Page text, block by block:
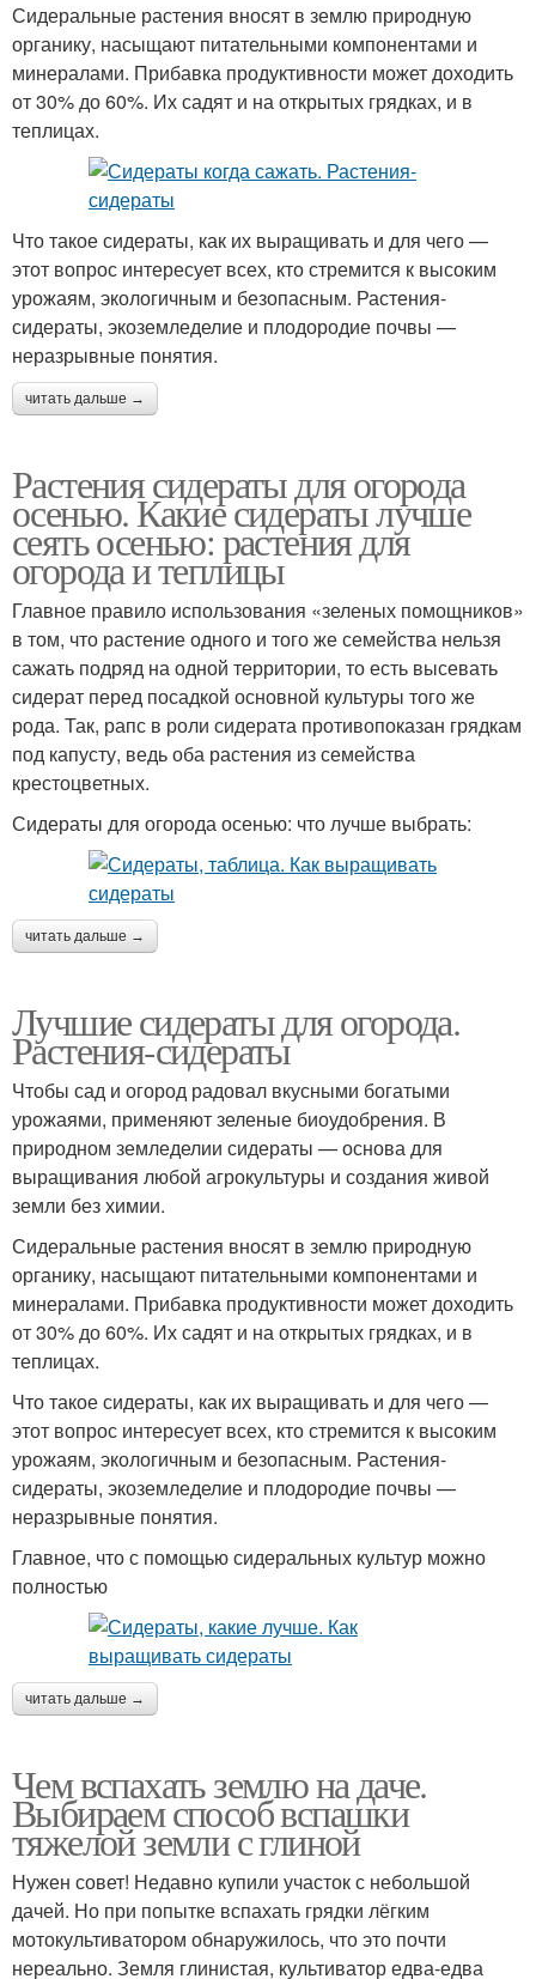
Сидеральные растения вносят в землю природную
органику, насыщают питательными компонентами и
минералами. Прибавка продуктивности может доходить
от 30% до 60%. Их садят и на открытых грядках, и в
теплицах.
Что такое сидераты, как их выращивать и для чего —
этот вопрос интересует всех, кто стремится к высоким
урожаям, экологичным и безопасным. Растения-
сидераты, экоземледелие и плодородие почвы —
неразрывные понятия.
читать дальше →
Растения сидераты для огорода
осенью. Какие сидераты лучше
сеять осенью: растения для
огорода и теплицы
Главное правило использования «зеленых помощников»
в том, что растение одного и того же семейства нельзя
сажать подряд на одной территории, то есть высевать
сидерат перед посадкой основной культуры того же
рода. Так, рапс в роли сидерата противопоказан грядкам
под капусту, ведь оба растения из семейства
крестоцветных.
Сидераты для огорода осенью: что лучше выбрать:
читать дальше →
Лучшие сидераты для огорода.
Растения-сидераты
Чтобы сад и огород радовал вкусными богатыми
урожаями, применяют зеленые биоудобрения. В
природном земледелии сидераты — основа для
выращивания любой агрокультуры и создания живой
земли без химии.
Сидеральные растения вносят в землю природную
органику, насыщают питательными компонентами и
минералами. Прибавка продуктивности может доходить
от 30% до 60%. Их садят и на открытых грядках, и в
теплицах.
Что такое сидераты, как их выращивать и для чего —
этот вопрос интересует всех, кто стремится к высоким
урожаям, экологичным и безопасным. Растения-
сидераты, экоземледелие и плодородие почвы —
неразрывные понятия.
Главное, что с помощью сидеральных культур можно
полностью
читать дальше →
Чем вспахать землю на даче.
Выбираем способ вспашки
тяжелой земли с глиной
Нужен совет! Недавно купили участок с небольшой
дачей. Но при попытке вспахать грядки лёгким
мотокультиватором обнаружилось, что это почти
нереально. Земля глинистая, культиватор едва-едва